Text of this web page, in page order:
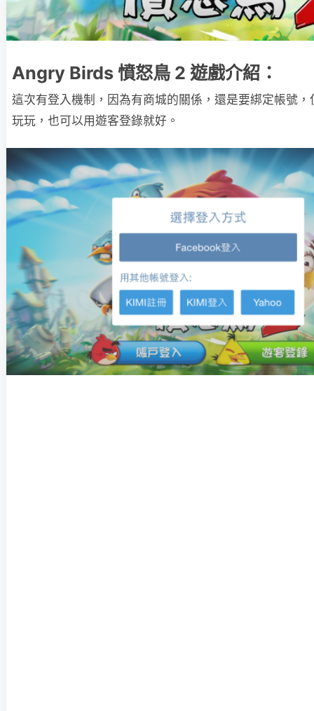
Angry Birds 憤怒鳥 2 遊戲介紹：
這次有登入機制，因為有商城的關係，還是要綁定帳號，
玩玩，也可以用遊客登錄就好。